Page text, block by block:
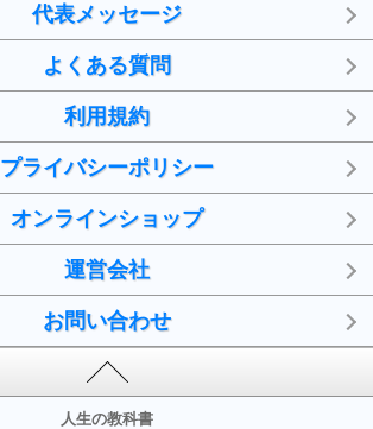
代表メッセージ
よくある質問
利用規約
プライバシーポリシー
オンラインショップ
運営会社
お問い合わせ
人生の教科書